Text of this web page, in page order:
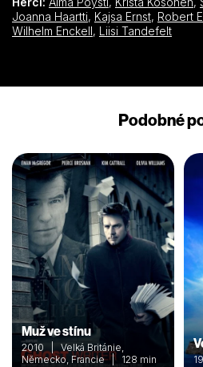
Joanna Haartti, Kajsa Ernst, Robert
Wilhelm Enckell, Liisi Tandefelt
Podobné
Muž ve stínu
2010 | Velká Británie,
Německo, Francie | 128 min